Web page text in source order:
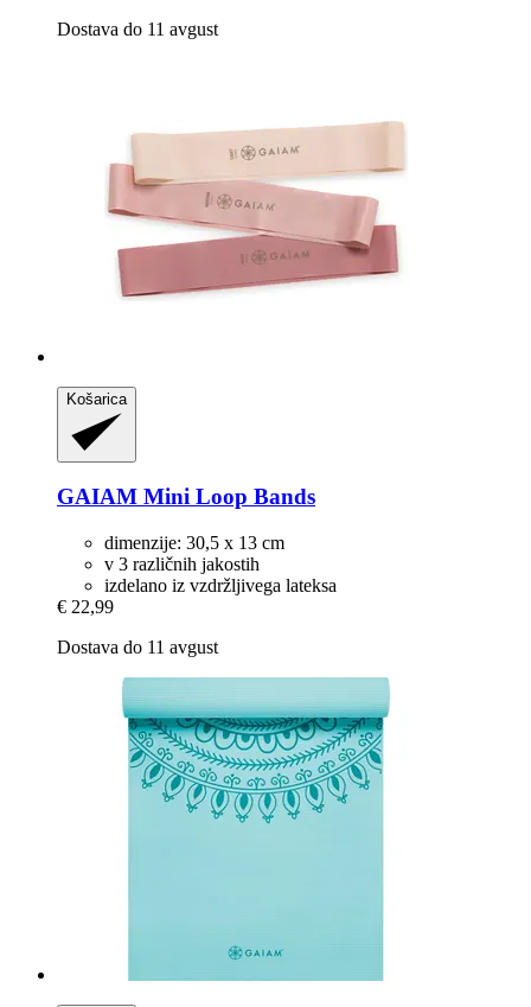
Dostava do 11 avgust
Košarica
GAIAM Mini Loop Bands
dimenzije: 30,5 x 13 cm
v 3 različnih jakostih
izdelano iz vzdržljivega lateksa
€ 22,99
Dostava do 11 avgust